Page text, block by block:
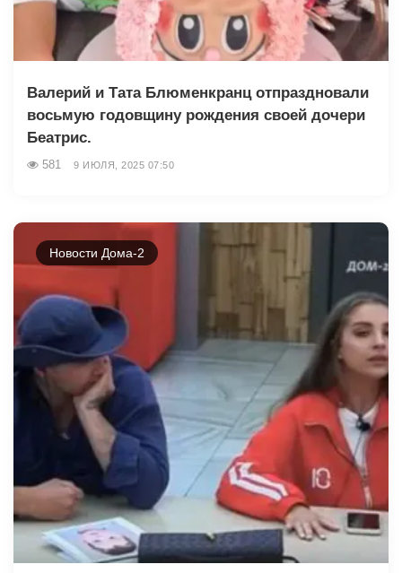
Валерий и Тата Блюменкранц отпраздновали
восьмую годовщину рождения своей дочери
Беатрис.
581 9 ИЮЛЯ, 2025 07:50
Новости Дома-2